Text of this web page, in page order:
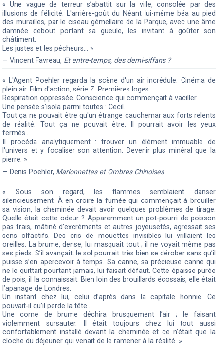
« Une vague de terreur s’abattit sur la ville, consolée par des
illusions de félicité. L'arrière-goût du Néant lui-même béa au pied
des murailles, par le ciseau gémellaire de la Parque, avec une âme
damnée debout portant sa gueule, les invitant à goûter son
châtiment.
Les justes et les pécheurs… »
— Vincent Favreau, Et entre-temps, des demi-siffans ?
« L'Agent Poehler regarda la scène d'un air incrédule. Cinéma de
plein air. Film d'action, série Z. Premières loges.
Respiration oppressée. Conscience qui commençait à vaciller.
Une pensée s'isola parmi toutes : Cecil.
Tout ça ne pouvait être qu'un étrange cauchemar aux forts relents
de réalité. Tout ça ne pouvait être. Il pourrait avoir les yeux
fermés...
Il procéda analytiquement : trouver un élément immuable de
l'univers et y focaliser son attention. Devenir plus minéral que la
pierre. »
— Denis Poehler, Marionnettes et Ombres Chinoises
« Sous son regard, les flammes semblaient danser
silencieusement. À en croire la fumée qui commençait à brouiller
sa vision, la cheminée devait avoir quelques problèmes de tirage.
Quelle était cette odeur ? Apparemment un pot-pourri de poisson
pas frais, mâtiné d’excréments et autres joyeusetés, agressait ses
sens olfactifs. Des cris de mouettes invisibles lui vrillaient les
oreilles. La brume, dense, lui masquait tout ; il ne voyait même pas
ses pieds. S’il avançait, le sol pourrait très bien se dérober sans qu’il
puisse s’en apercevoir à temps. Sa canne, sa précieuse canne qui
ne le quittait pourtant jamais, lui faisait défaut. Cette épaisse purée
de pois, il la connaissait. Bien loin des brouillards écossais, elle était
l’apanage de Londres.
Un instant chez lui, celui d’après dans la capitale honnie. Ce
pouvait-il qu’il perde la tête…
Une corne de brume déchira brusquement l’air ; le faisant
violemment sursauter. Il était toujours chez lui tout aussi
confortablement installé devant la cheminée et ce n’était que la
cloche du déjeuner qui venait de le ramener à la réalité. »